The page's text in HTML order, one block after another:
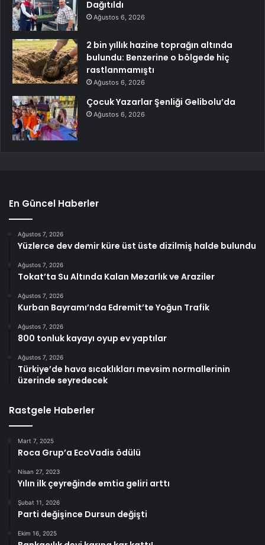
Dağıtıldı
Ağustos 6, 2026
2 bin yıllık hazine toprağın altında
bulundu: Benzerine o bölgede hiç
rastlanmamıştı
Ağustos 6, 2026
Çocuk Yazarlar Şenliği Gelibolu’da
Ağustos 6, 2026
En Güncel Haberler
Ağustos 7, 2026
Yüzlerce dev demir küre üst üste dizilmiş halde bulundu
Ağustos 7, 2026
Tokat’ta Su Altında Kalan Mezarlık ve Araziler
Ağustos 7, 2026
Kurban Bayramı’nda Edremit’te Yoğun Trafik
Ağustos 7, 2026
800 tonluk kayayı oyup ev yaptılar
Ağustos 7, 2026
Türkiye’de hava sıcaklıkları mevsim normallerinin
üzerinde seyredecek
Rastgele Haberler
Mart 7, 2025
Roca Grup’a EcoVadis ödülü
Nisan 27, 2023
Yılın ilk çeyreğinde emtia geliri arttı
Şubat 11, 2026
Parti değişince Dursun değişti
Ekim 16, 2025